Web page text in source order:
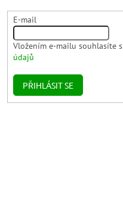
E-mail
Vložením e-mailu souhlasíte s
údajů
PŘIHLÁSIT SE